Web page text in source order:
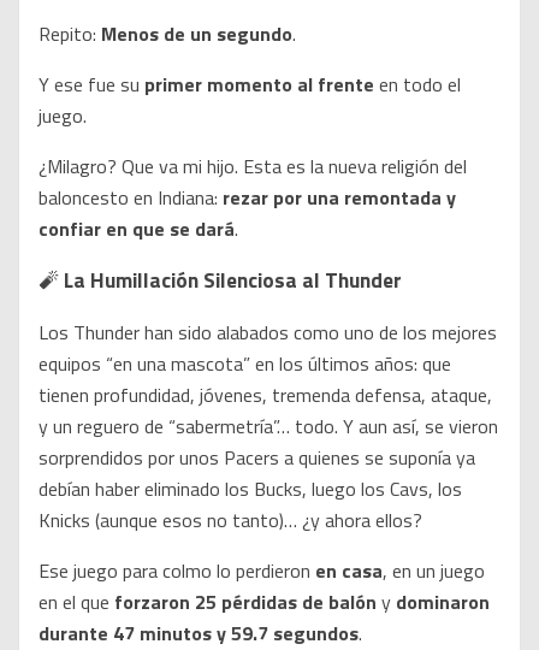
Repito: Menos de un segundo.
Y ese fue su primer momento al frente en todo el
juego.
¿Milagro? Que va mi hijo. Esta es la nueva religión del
baloncesto en Indiana: rezar por una remontada y
confiar en que se dará.
🧨La Humillación Silenciosa al Thunder
Los Thunder han sido alabados como uno de los mejores
equipos “en una mascota” en los últimos años: que
tienen profundidad, jóvenes, tremenda defensa, ataque,
y un reguero de “sabermetría”… todo. Y aun así, se vieron
sorprendidos por unos Pacers a quienes se suponía ya
debían haber eliminado los Bucks, luego los Cavs, los
Knicks (aunque esos no tanto)… ¿y ahora ellos?
Ese juego para colmo lo perdieron en casa, en un juego
en el que forzaron 25 pérdidas de balón y dominaron
durante 47 minutos y 59.7 segundos.